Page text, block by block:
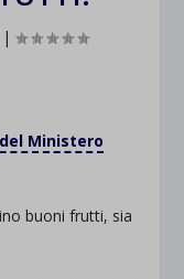
Ministero
buoni frutti, sia